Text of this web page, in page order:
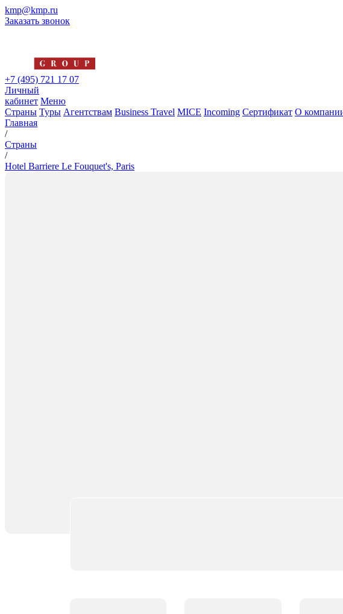
kmp@kmp.ru
Заказать звонок
+7 (495) 721 17 07
Личный
кабинет Меню
Страны Туры Агентствам Business Travel MICE Incoming Сертификат О
Главная
/
Страны
/
Hotel Barriere Le Fouquet's, Paris